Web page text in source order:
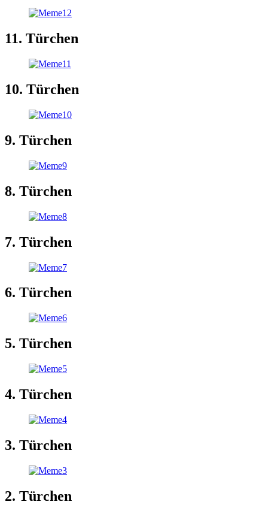
11. Türchen
10. Türchen
9. Türchen
8. Türchen
7. Türchen
6. Türchen
5. Türchen
4. Türchen
3. Türchen
2. Türchen